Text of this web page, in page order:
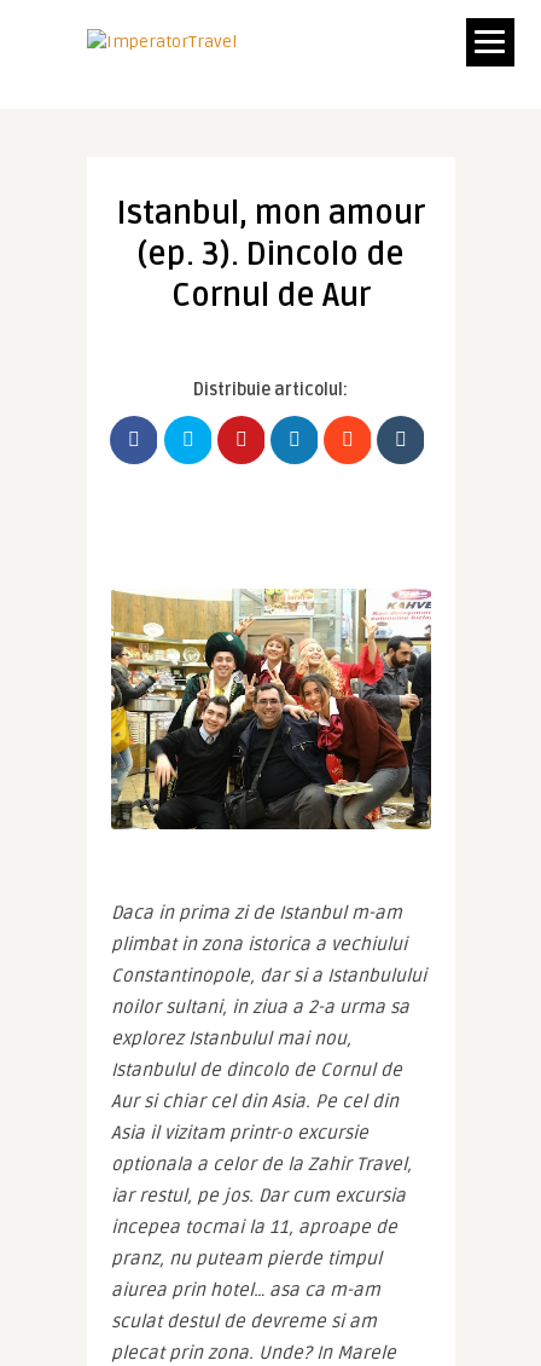
Istanbul, mon amour
(ep. 3). Dincolo de
Cornul de Aur
Distribuie articolul:
Daca in prima zi de Istanbul m-am
plimbat in zona istorica a vechiului
Constantinopole, dar si a Istanbulului
noilor sultani, in ziua a 2-a urma sa
explorez Istanbulul mai nou,
Istanbulul de dincolo de Cornul de
Aur si chiar cel din Asia. Pe cel din
Asia il vizitam printr-o excursie
optionala a celor de la Zahir Travel,
iar restul, pe jos. Dar cum excursia
incepea tocmai la 11, aproape de
pranz, nu puteam pierde timpul
aiurea prin hotel… asa ca m-am
sculat destul de devreme si am
plecat prin zona. Unde? In Marele